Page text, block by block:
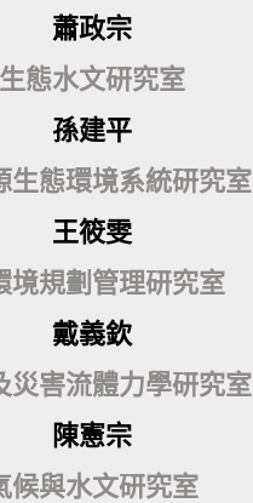
蕭政宗
生態水文研究室
孫建平
生態環境系統研究室
王筱雯
境規劃管理研究室
戴義欽
災害流體力學研究室
陳憲宗
候與水文研究室